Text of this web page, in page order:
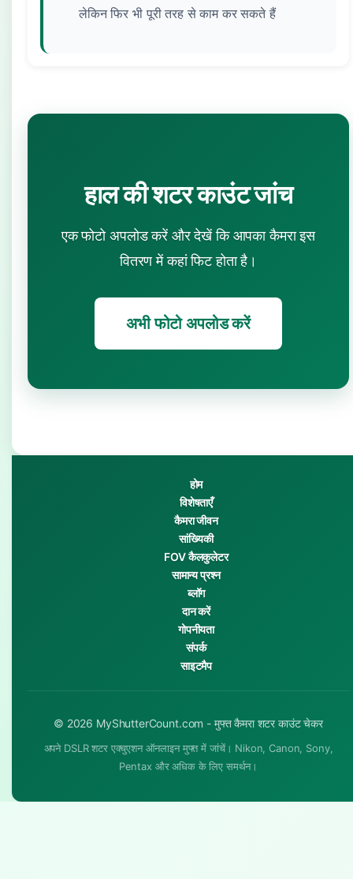
लेकिन फिर भी पूरी तरह से काम कर सकते हैं
हाल की शटर काउंट जांच
एक फोटो अपलोड करें और देखें कि आपका कैमरा इस
वितरण में कहां फिट होता है।
अभी फोटो अपलोड करें
होम
विशेषताएँ
कैमरा जीवन
सांख्यिकी
FOV कैलकुलेटर
सामान्य प्रश्न
ब्लॉग
दान करें
गोपनीयता
संपर्क
साइटमैप
© 2026 MyShutterCount.com - मुफ्त कैमरा शटर काउंट चेकर
अपने DSLR शटर एक्चुएशन ऑनलाइन मुफ्त में जांचें। Nikon, Canon, Sony,
Pentax और अधिक के लिए समर्थन।